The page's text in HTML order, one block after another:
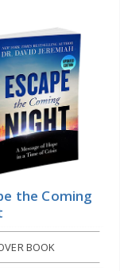
the Coming
BOOK